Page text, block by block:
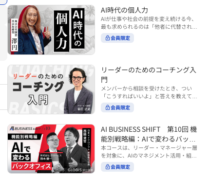
す。（順次公開） https://unlimited.glo
bis.co.jp/ja/tags/AI%E3%83%93%E3%8
2%B8%E3%83%8D%E3%82%B9%E3%
82%B7%E3%83%95%E3%83%88 ・基
礎編（第1回〜3回）：リーダーやマネー
のリーダーシップや組織変革を中心に学
ぶコース ・機能別戦略編（第8回〜12
回）：AI時代における機能別での戦略の
あり方を中心に学ぶコース より実践的な
AIツールの活用法について学びたい方は
『AI WORK SHIFTシリーズ』をご視聴く
3%BC%E3%82%AF%E3%82%B7%E3%
83%95%E3%83%88 ※本コースは、AIの
マネジメント活用を学ぶ「AIビジネスシ
フト」シリーズの一環として提供してい
ます。 ※本動画は、制作時点の情報に基
づき作成したものです（2026年03月制
が多い方 顧客の本当の課題や決裁者の判
断基準をつかみきれず、案件が前に進ま
ない方 再現性のある営業テクニックを身
につけたい方 ※本動画は、制作時点の情
報に基づき作成したものです（2026年7
い時代において、マネージャーとして成
果を上げ続けるためには、メンバーの個
性や特性を理解し、それに合わせた効果
的な任せ方を身につけることが重要で
す。このコースでは、ソーシャルスタイ
し、自身のリーダーシップを発揮できる
ようになっていきます。 ※本動画は、制
作時点の情報に基づき作成したものです
（2024年12月制作）
AI時代の個人力
AIが仕事や社会の前提を変え続ける今、
最も求められるのは「他者に代替されな
い個としての力」“個人力”です。 本コー
スでは、澤円氏の著書『個人力』をもと
ーマは、「Being（ありたい自分）」を
中心に据え、自ら考え（Think）、変化
し（Transform）、協働する（Collabor
ate）ことで、自分らしい価値を発揮し
ていくこと。 リスキリングやAI活用が叫
ばれる今こそ、スキルより先に“自分の
軸”を問うことが重要です。 あなたは何
か？ このコースは、あなたが“ありたい
自分”として生き、キャリアをデザイン
していくための思考と行動のガイドにな
ります。 ※本動画は、制作時点の情報に
基づき作成したものです（2025年11月
制作）
会員限定
リーダーのためのコーチング入
門
メンバーから相談を受けたとき、つい
「こうすればいいよ」と答えを教えてし
まう。 あるいは、「自分で考えてほし
い」と思うあまり、すべて任せきりにし
つつ、自律的に仕事を進めてもらうため
にはどうすればよいのか。 こうした悩み
に直面するリーダー・マネージャーの方
は多いのではないでしょうか。 変化が激
しく、正解のない現代においては、指示
や助言にとどまらず、メンバーの思考を
引き出し、自律的な行動を促す「コーチ
会員限定
AI BUSINESS SHIFT 第10回 機
能別戦略編：AIで変わるバック
オフィス
本コースは、リーダー・マネージャー層
を対象に、AIのマネジメント活用・組織
活用を体系的に学ぶ 『AI BUSINESS SHI
FTシリーズ（全12回）』の第10回で
会員限定